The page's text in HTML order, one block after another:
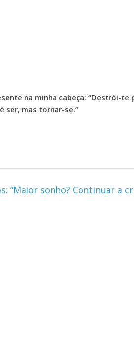
na minha cabeça: “Destrói-te
ser, mas tornar-se.”
“Maior sonho? Continuar a